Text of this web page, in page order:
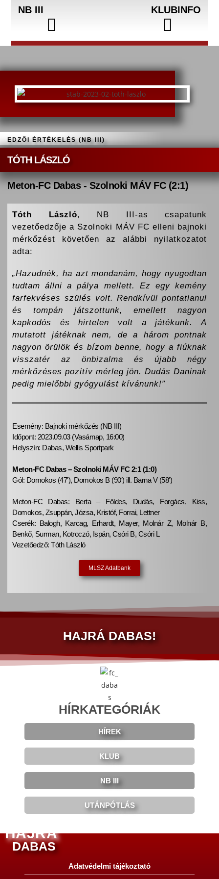
NB III KLUBINFO
EDZŐI ÉRTÉKELÉS (NB III)
TÓTH LÁSZLÓ
Meton-FC Dabas - Szolnoki MÁV FC (2:1)
Tóth László, NB III-as csapatunk
vezetőedzője a Szolnoki MÁV FC elleni bajnoki
mérkőzést követően az alábbi nyilatkozatot
adta:
„Hazudnék, ha azt mondanám, hogy nyugodtan
tudtam állni a pálya mellett. Ez egy kemény
farfekvéses szülés volt. Rendkívül pontatlanul
és tompán játszottunk, emellett nagyon
kapkodós és hirtelen volt a játékunk. A
mutatott játéknak nem, de a három pontnak
nagyon örülök és bízom benne, hogy a fiúknak
visszatér az önbizalma és újabb négy
mérkőzéses pozitív mérleg jön. Dudás Daninak
pedig mielőbbi gyógyulást kívánunk!”
Esemény: Bajnoki mérkőzés (NB III)
Időpont: 2023.09.03 (Vasárnap, 16:00)
Helyszín: Dabas, Wellis Sportpark
Meton-FC Dabas – Szolnoki MÁV FC 2:1 (1:0)
Gól: Domokos (47′), Domokos B (90′) ill. Barna V (58′)
Meton-FC Dabas: Berta – Földes, Dudás, Forgács, Kiss,
Domokos, Zsuppán, Józsa, Kristóf, Forrai, Lettner
Cserék: Balogh, Karcag, Erhardt, Mayer, Molnár Z, Molnár B,
Benkő, Surman, Kotroczó, Ispán, Csóri B, Csóri L
Vezetőedző: Tóth László
MLSZ Adatbank
HAJRÁ DABAS!
HÍRKATEGÓRIÁK
HÍREK
KLUB
NB III
UTÁNPÓTLÁS
HAJRÁ
DABAS
Adatvédelmi tájékoztató